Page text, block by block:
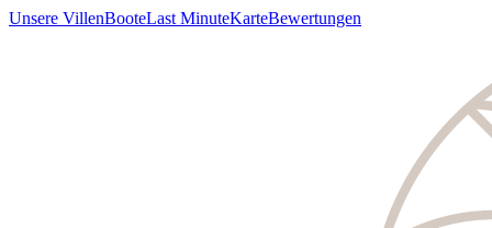
Unsere VillenBooteLast MinuteKarteBewertungen